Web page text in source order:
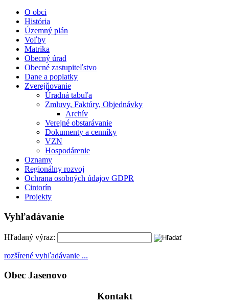
O obci
História
Územný plán
Voľby
Matrika
Obecný úrad
Obecné zastupiteľstvo
Dane a poplatky
Zverejňovanie
Úradná tabuľa
Zmluvy, Faktúry, Objednávky
Archív
Verejné obstarávanie
Dokumenty a cenníky
VZN
Hospodárenie
Oznamy
Regionálny rozvoj
Ochrana osobných údajov GDPR
Cintorín
Projekty
Vyhľadávanie
Hľadaný výraz:
rozšírené vyhľadávanie ...
Obec Jasenovo
Kontakt